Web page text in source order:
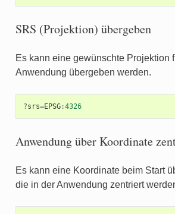
SRS (Projektion) übergeben
Es kann eine gewünschte Projektion
Anwendung übergeben werden.
?srs=EPSG:4326
Anwendung über Koordinate
Es kann eine Koordinate beim Start
die in der Anwendung zentriert